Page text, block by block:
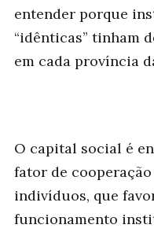
entender porque
“idênticas” tinham
em cada província
O capital social é
fator de
indivíduos, que
funcionamento